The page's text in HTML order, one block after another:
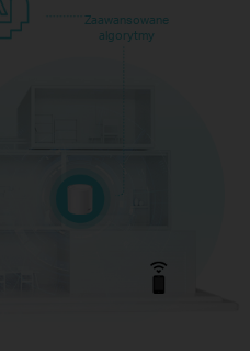
Zaawansowane
algorytmy